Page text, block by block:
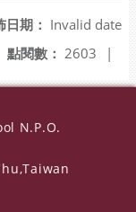
日期： Invalid date
點閱數： 2603 |
N.P.O.